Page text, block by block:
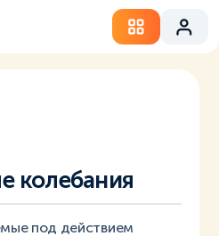
колебания
под действием